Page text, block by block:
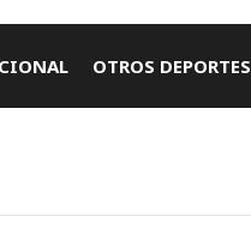
OTROS DEPORTES